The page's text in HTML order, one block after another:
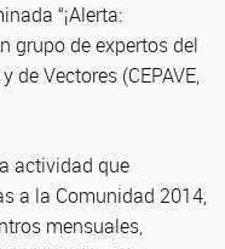
“¡Alerta:
grupo de expertos del
de Vectores (CEPAVE,
actividad que
a la Comunidad 2014,
mensuales,